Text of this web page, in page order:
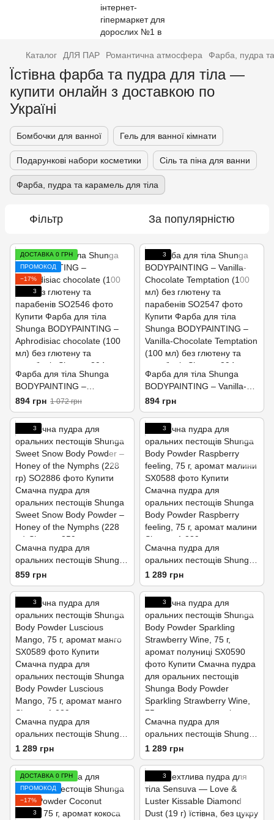
Каталог ДЛЯ ПАР Романтична атмосфера Фарба, пудра
Їстівна фарба та пудра для тіла —
купити онлайн з доставкою по
Україні
Бомбочки для ванної Гель для ванної кімнати
Подарункові набори косметики Сіль та піна для ванни
Фарба, пудра та карамель для тіла
Фільтр За популярністю
ДОСТАВКА 0 ГРН
ПРОМОКОД
−17%
3
Фарба для тіла Shunga
BODYPAINTING –
Aphrodisiac chocolate (100
мл) без глютену та
парабенів
894 грн 1 072 грн
3
Фарба для тіла Shunga
BODYPAINTING – Vanilla-
Chocolate Temptation (100
мл) без глютену та
парабенів
894 грн
3
Смачна пудра для
оральних пестощів Shunga
Sweet Snow Body Powder –
Honey of the Nymphs (228
гр)
859 грн
3
Смачна пудра для
оральних пестощів Shunga
Body Powder Raspberry
feeling, 75 г, аромат малини
1 289 грн
3
Смачна пудра для
оральних пестощів Shunga
Body Powder Luscious
Mango, 75 г, аромат манго
1 289 грн
3
Смачна пудра для
оральних пестощів Shunga
Body Powder Sparkling
Strawberry Wine, 75 г,
аромат полуниці
1 289 грн
ДОСТАВКА 0 ГРН
ПРОМОКОД
−17%
3
3